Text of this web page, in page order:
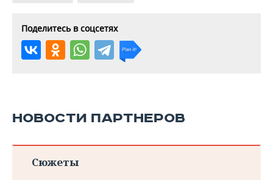
Поделитесь в соцсетях
НОВОСТИ ПАРТНЕРОВ
Сюжеты